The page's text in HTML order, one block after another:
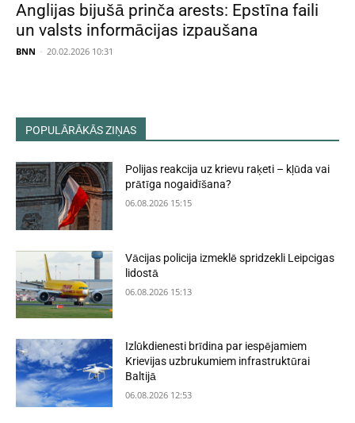
Anglijas bijušā prinča arests: Epstīna faili
un valsts informācijas izpaušana
BNN - 20.02.2026 10:31
POPULĀRĀKĀS ZIŅAS
Polijas reakcija uz krievu raķeti – kļūda vai
prātīga nogaidīšana?
06.08.2026 15:15
Vācijas policija izmeklē spridzekli Leipcigas
lidostā
06.08.2026 15:13
Izlūkdienesti brīdina par iespējamiem
Krievijas uzbrukumiem infrastruktūrai
Baltijā
06.08.2026 12:53